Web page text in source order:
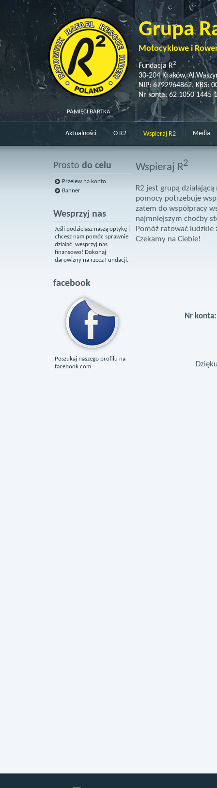
PAMIĘCI BARTKA
Grupa
Motocyklowe i
Fundacja R2
30-204 Kraków,
NIP: 6792964862, KRS:
Nr konta: 62 1050 1445
Aktualności O R2 Wspieraj R2 Media
Prosto do celu
Przelew na konto
Banner
Wesprzyj nas
Jeśli podzielasz naszą optykę i
chcesz nam pomóc sprawnie
działać, wesprzyj nas
finansowo! Dokonaj
darowizny na rzecz Fundacji.
facebook
Poszukaj naszego profilu na
facebook.com
Wspieraj R2
R2 jest grupą
pomocy potrzebuje
zatem do współpracy
najmniejszym choćby
Pomóż ratować ludzkie
Czekamy na Ciebie!
Nr